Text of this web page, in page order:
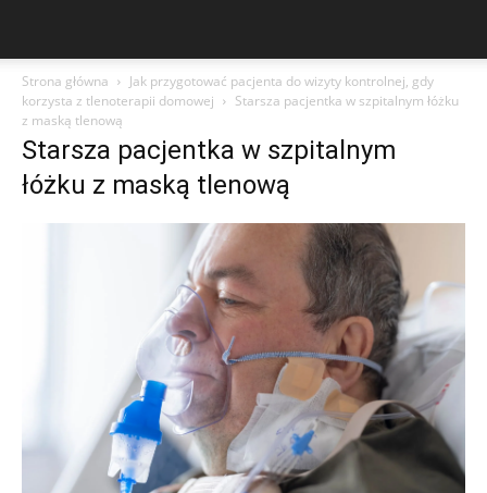
Strona główna
Jak przygotować pacjenta do wizyty kontrolnej, gdy
korzysta z tlenoterapii domowej
Starsza pacjentka w szpitalnym łóżku
z maską tlenową
Starsza pacjentka w szpitalnym
łóżku z maską tlenową